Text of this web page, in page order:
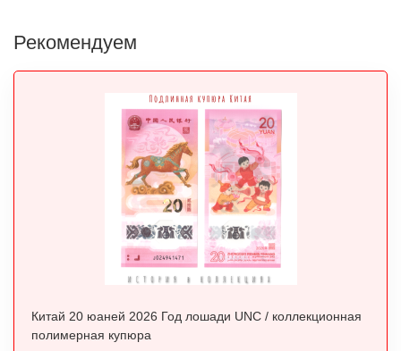
Рекомендуем
Китай 20 юаней 2026 Год лошади UNC / коллекционная
полимерная купюра